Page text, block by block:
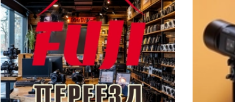
FD‑1 Рассеиватель
TG‑4